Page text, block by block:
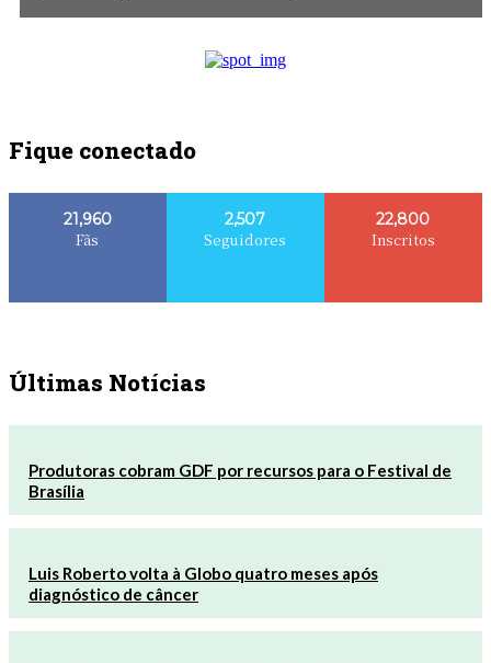
Fique conectado
21,960
Fãs
2,507
Seguidores
22,800
Inscritos
Últimas Notícias
Produtoras cobram GDF por recursos para o Festival de
Brasília
Luis Roberto volta à Globo quatro meses após
diagnóstico de câncer